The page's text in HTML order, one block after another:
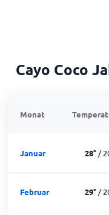
Cayo Coco
Monat
Januar 28°/
Februar 29°/